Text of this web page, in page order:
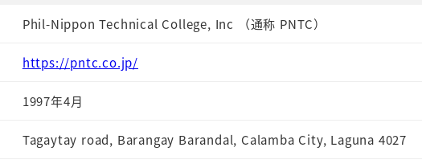
Phil-Nippon Technical College, Inc （通称 PNTC）
https://pntc.co.jp/
1997年4月
Tagaytay road, Barangay Barandal, Calamba City, Laguna 4027